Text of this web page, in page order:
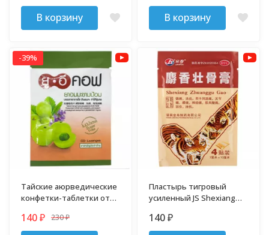
В корзину В корзину
-39%
Тайские аюрведические
конфетки-таблетки от
140₽ 230₽
Пластырь тигровый
усиленный JS Shexiang
140₽